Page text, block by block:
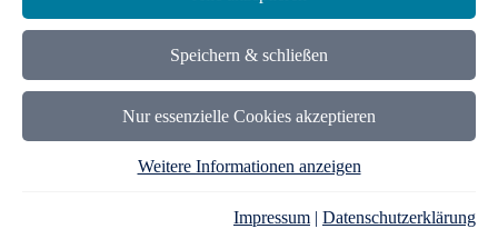
Speichern & schließen
Nur essenzielle Cookies akzeptieren
Weitere Informationen anzeigen
Impressum | Datenschutzerklärung